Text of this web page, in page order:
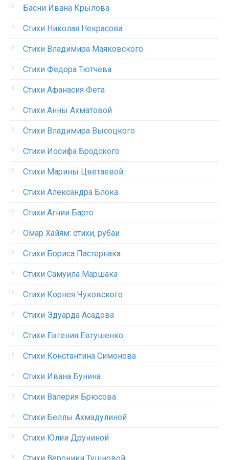
Басни Ивана Крылова
Стихи Николая Некрасова
Стихи Владимира Маяковского
Стихи Федора Тютчева
Стихи Афанасия Фета
Стихи Анны Ахматовой
Стихи Владимира Высоцкого
Стихи Иосифа Бродского
Стихи Марины Цветаевой
Стихи Александра Блока
Стихи Агнии Барто
Омар Хайям: стихи, рубаи
Стихи Бориса Пастернака
Стихи Самуила Маршака
Стихи Корнея Чуковского
Стихи Эдуарда Асадова
Стихи Евгения Евтушенко
Стихи Константина Симонова
Стихи Ивана Бунина
Стихи Валерия Брюсова
Стихи Беллы Ахмадулиной
Стихи Юлии Друниной